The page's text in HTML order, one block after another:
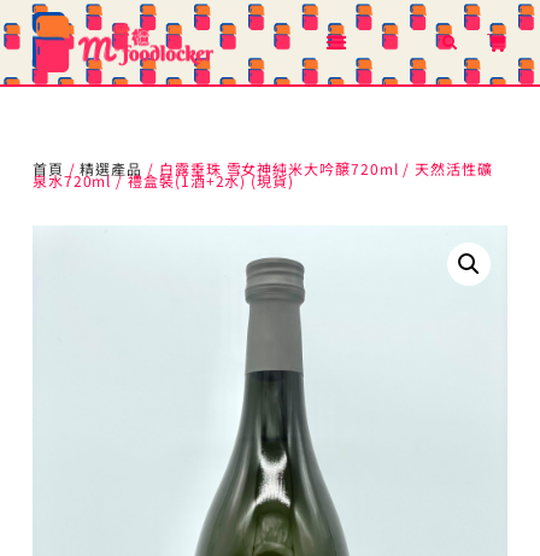
首頁 /精選產品 / 白露垂珠 雪女神純米大吟醸720ml / 天然活性礦
泉水720ml / 禮盒裝(1酒+2水) (現貨)